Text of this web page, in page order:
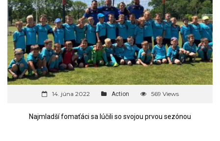
14. júna 2022 Action 569 Views
Najmladší fomaťáci sa lúčili so svojou prvou sezónou